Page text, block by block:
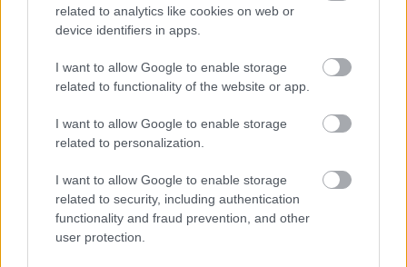
related to analytics like cookies on web or
device identifiers in apps.
I want to allow Google to enable storage
related to functionality of the website or app.
I want to allow Google to enable storage
related to personalization.
I want to allow Google to enable storage
related to security, including authentication
functionality and fraud prevention, and other
user protection.